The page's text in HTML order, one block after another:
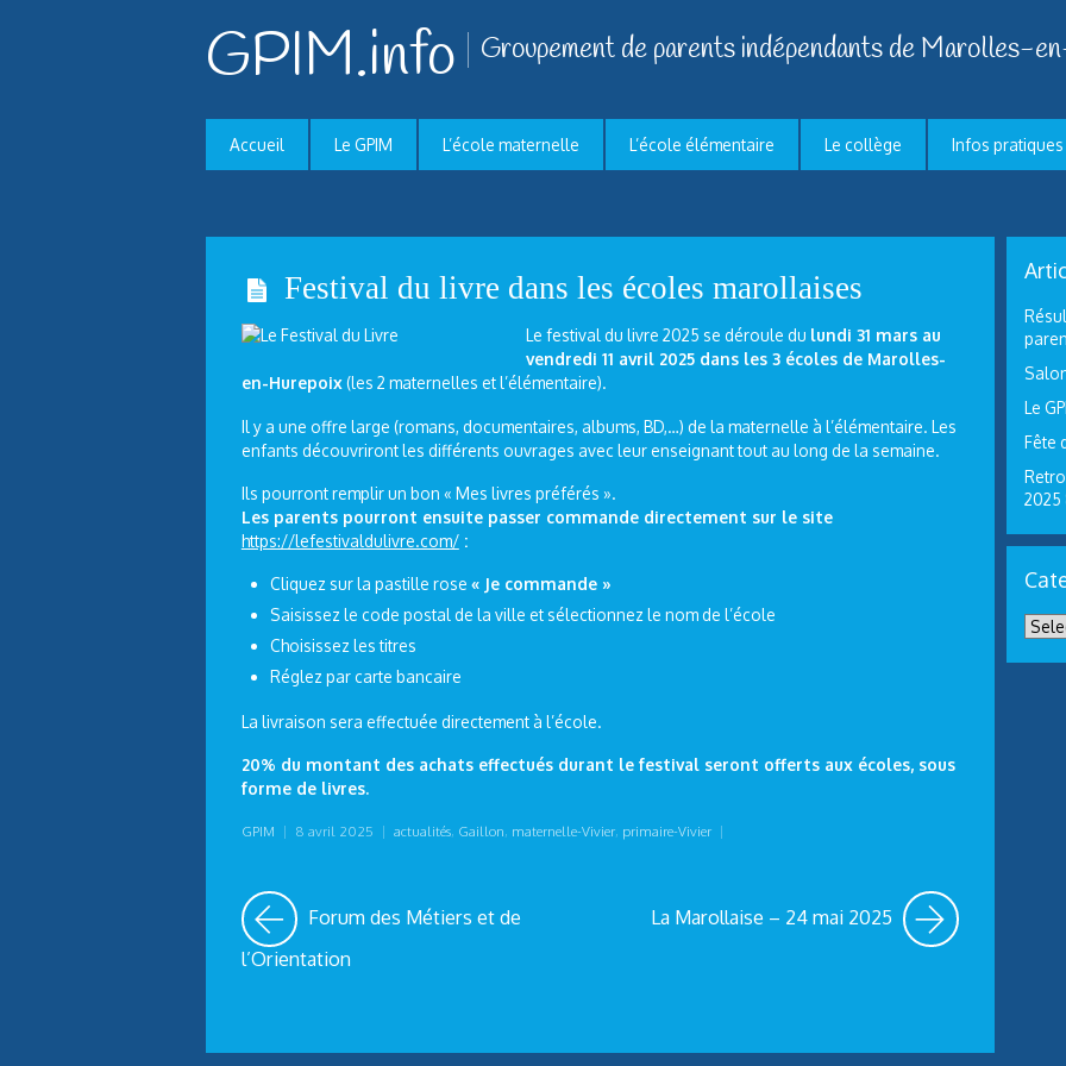
GPIM.info Groupement de parents indépendants de Marolles-
Accueil Le GPIM L’école maternelle L’école élémentaire Le collège Infos pratiques
Festival du livre dans les écoles marollaises
Le festival du livre 2025 se déroule du lundi 31 mars au
vendredi 11 avril 2025 dans les 3 écoles de Marolles-
en-Hurepoix(les 2 maternelles et l’élémentaire).
Il y a une offre large (romans, documentaires, albums, BD,…) de la maternelle à l’élémentaire. Les
enfants découvriront les différents ouvrages avec leur enseignant tout au long de la semaine.
Ils pourront remplir un bon « Mes livres préférés ».
Les parents pourront ensuite passer commande directement sur le site
https://lefestivaldulivre.com/:
Cliquez sur la pastille rose « Je commande »
Saisissez le code postal de la ville et sélectionnez le nom de l’école
Choisissez les titres
Réglez par carte bancaire
La livraison sera effectuée directement à l’école.
20% du montant des achats effectués durant le festival seront offerts aux écoles, sous
forme de livres.
GPIM | 8 avril 2025 | actualités, Gaillon, maternelle-Vivier, primaire-Vivier |
Forum des Métiers et de
l’Orientation
La Marollaise – 24 mai 2025
Le
Fête
2025